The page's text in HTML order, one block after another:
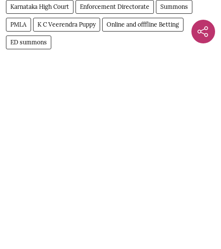
Karnataka High Court Enforcement Directorate Summons
PMLA K C Veerendra Puppy Online and offfline Betting
ED summons